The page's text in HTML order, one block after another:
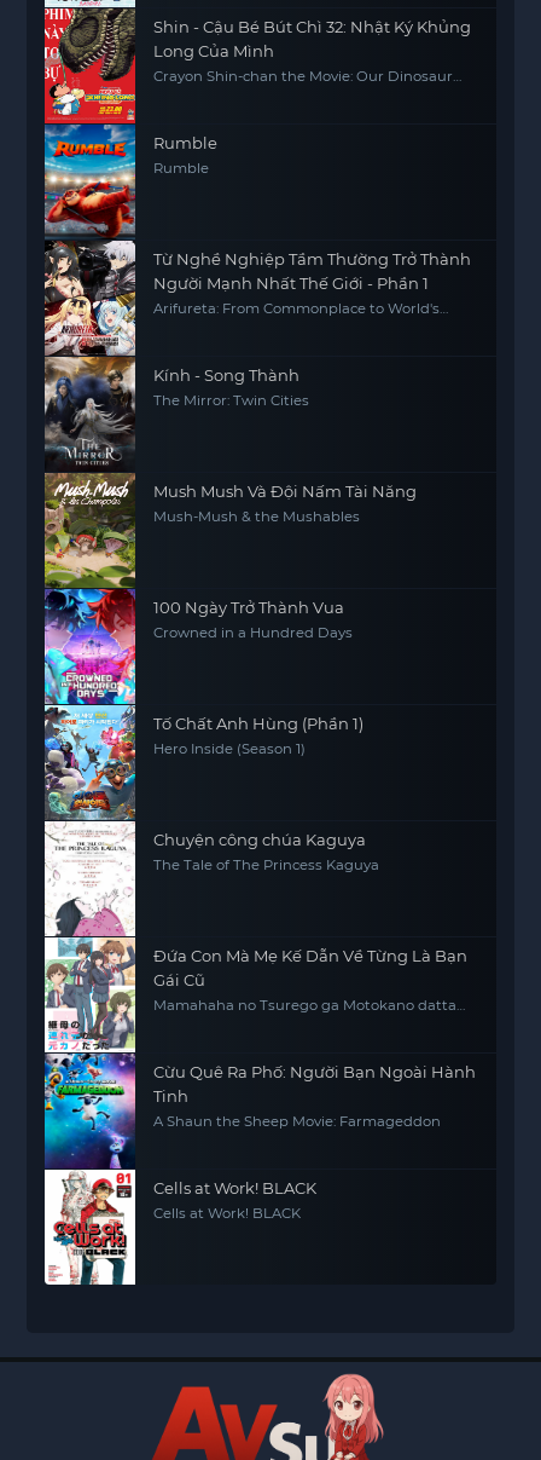
Shin - Cậu Bé Bút Chì 32: Nhật Ký Khủng
Long Của Mình
Crayon Shin-chan the Movie: Our Dinosaur
Rumble
Rumble
Từ Nghề Nghiệp Tầm Thường Trở Thành
Người Mạnh Nhất Thế Giới - Phần 1
Arifureta: From Commonplace to World's
Kính - Song Thành
The Mirror: Twin Cities
Mush Mush Và Đội Nấm Tài Năng
Mush-Mush & the Mushables
100 Ngày Trở Thành Vua
Crowned in a Hundred Days
Tố Chất Anh Hùng (Phần 1)
Hero Inside (Season 1)
Chuyện công chúa Kaguya
The Tale of The Princess Kaguya
Đứa Con Mà Mẹ Kế Dẫn Về Từng Là Bạn
Gái Cũ
Mamahaha no Tsurego ga Motokano datta
Cừu Quê Ra Phố: Người Bạn Ngoài Hành
Tinh
A Shaun the Sheep Movie: Farmageddon
Cells at Work! BLACK
Cells at Work! BLACK